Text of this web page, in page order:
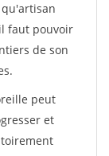
faut pouvoir
de son
peut
et